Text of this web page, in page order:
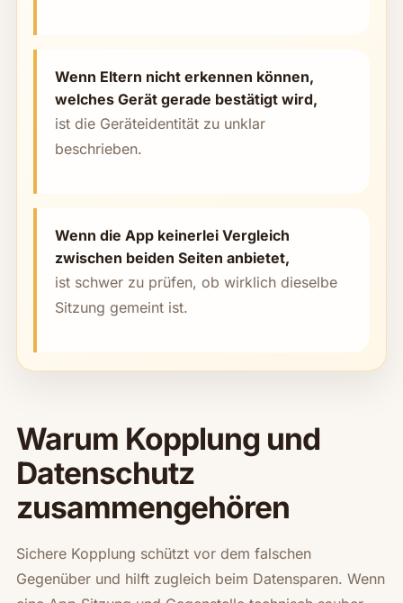
Wenn Eltern nicht erkennen können,
welches Gerät gerade bestätigt wird,
ist die Geräteidentität zu unklar
beschrieben.
Wenn die App keinerlei Vergleich
zwischen beiden Seiten anbietet,
ist schwer zu prüfen, ob wirklich dieselbe
Sitzung gemeint ist.
Warum Kopplung und
Datenschutz
zusammengehören
Sichere Kopplung schützt vor dem falschen
Gegenüber und hilft zugleich beim Datensparen. Wenn